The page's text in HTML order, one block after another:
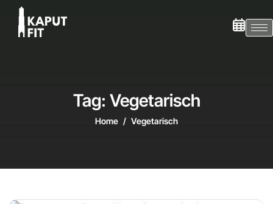
Tag: Vegetarisch
Home Vegetarisch